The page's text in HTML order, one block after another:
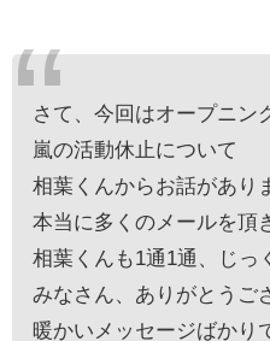
さて、今回はオープニン
嵐の活動休止について
相葉くんからお話があり
本当に多くのメールを頂
相葉くんも1通1通、じっ
みなさん、ありがとうご
暖かいメッセージばかり